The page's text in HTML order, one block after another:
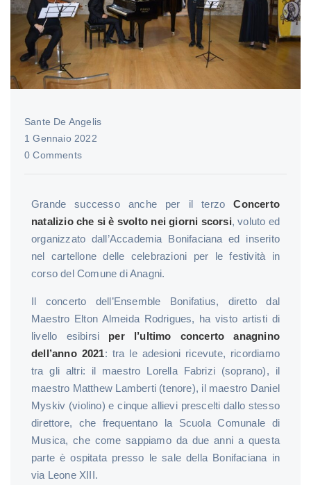
Sante De Angelis
1 Gennaio 2022
0 Comments
Grande successo anche per il terzoConcerto
natalizio che si è svolto nei giorni scorsi, voluto ed
organizzato dall’Accademia Bonifaciana ed inserito
nel cartellone delle celebrazioni per le festività in
corso del Comune di Anagni.
Il concerto dell’Ensemble Bonifatius, diretto dal
Maestro Elton Almeida Rodrigues, ha visto artisti di
livello esibirsi per l’ultimo concerto anagnino
dell’anno 2021: tra le adesioni ricevute, ricordiamo
tra gli altri: il maestro Lorella Fabrizi (soprano), il
maestro Matthew Lamberti (tenore), il maestro Daniel
Myskiv (violino) e cinque allievi prescelti dallo stesso
direttore, che frequentano la Scuola Comunale di
Musica, che come sappiamo da due anni a questa
parte è ospitata presso le sale della Bonifaciana in
via Leone XIII.